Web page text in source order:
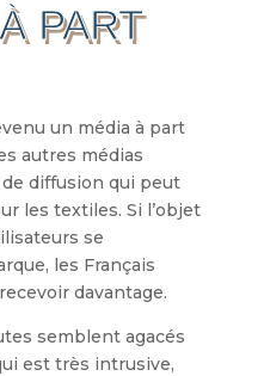
PART
un média à part
autres médias
diffusion qui peut
les textiles. Si l’objet
se
les Français
davantage.
semblent agacés
est très intrusive,